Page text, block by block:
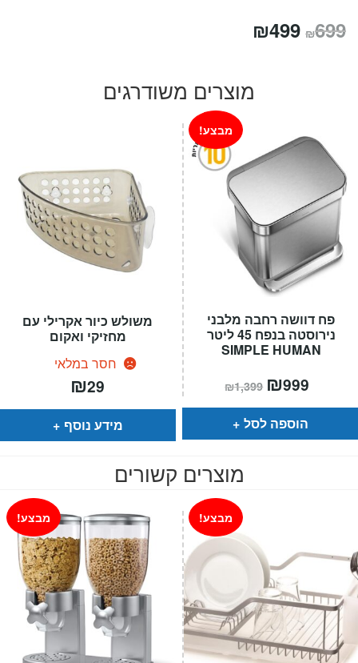
₪699 המחיר
₪499
הוא:
₪499.
מוצרים משודרגים
משולש כיור אקרילי עם
מחזיקי ואקום
חסר במלאי
₪29
מידע נוסף
פח דוושה רחבה מלבני
נירוסטה בנפח 45 ליטר
SIMPLE HUMAN
מבצע!
₪1,399 המחיר
המקורי
היה:
₪999
הוא:
הוספה לסל
מוצרים קשורים
מבצע! מבצע!